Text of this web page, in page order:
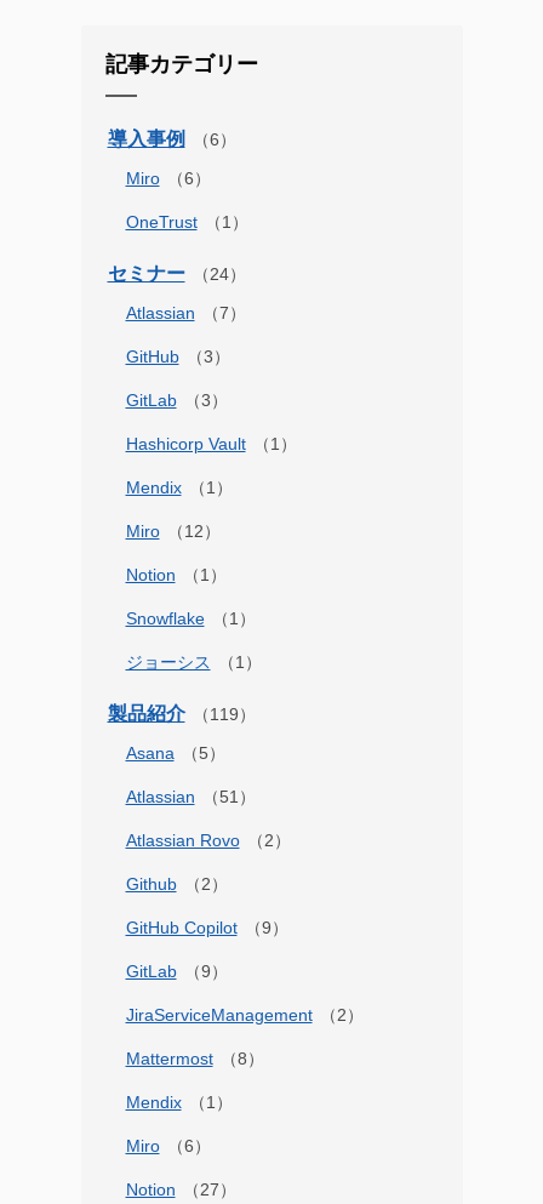
記事カテゴリー
導入事例
Miro
OneTrust
セミナー
Atlassian
GitHub
GitLab
Hashicorp Vault
Mendix
Miro
Notion
Snowflake
ジョーシス
製品紹介
Asana
Atlassian
Atlassian Rovo
Github
GitHub Copilot
GitLab
JiraServiceManagement
Mattermost
Mendix
Miro
Notion